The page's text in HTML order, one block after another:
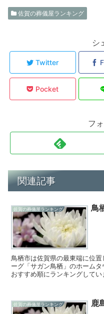
佐賀の葬儀屋ランキング
シ
Twitter
Pocket
フ
関連記事
佐賀の葬儀屋ランキング 鳥
鳥栖市は佐賀県の最東端に位
ーグ「サガン鳥栖」のホーム
おすすめ順にランキングしてい
佐賀の葬儀屋ランキング 鹿